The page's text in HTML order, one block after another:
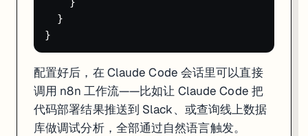
  }
配置好后，在 Claude Code 会话里可以直接
调用 n8n 工作流——比如让 Claude Code 把
代码部署结果推送到 Slack、或查询线上数据
库做调试分析，全部通过自然语言触发。